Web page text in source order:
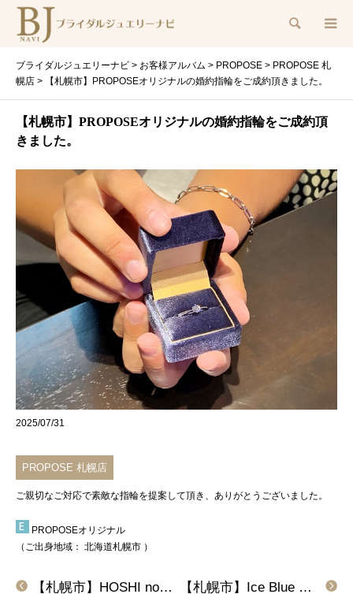
検索
ブライダルジュエリーナビ > お客様アルバム > PROPOSE > PROPOSE 札
幌店 > 【札幌市】PROPOSEオリジナルの婚約指輪をご成約頂きました。
【札幌市】PROPOSEオリジナルの婚約指輪をご成約頂
きました。
2025/07/31
PROPOSE 札幌店
ご親切なご対応で素敵な指輪を提案して頂き、ありがとうございました。
PROPOSEオリジナル
（ご出身地域： 北海道札幌市 ）
【札幌市】Ice Blue DIAMOND(アイスブルーダイヤモンド)の結婚指輪をご成約頂きました。
【札幌市】HOSHI no SUNA(星の砂)の結婚指輪をご成約頂きました。